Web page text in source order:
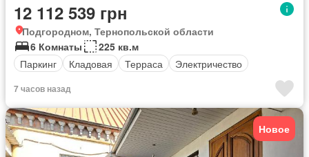
12 112 539 грн
Подгородном, Тернопольской области
6 Комнаты
225 кв.м
Паркинг
Кладовая Терраса Электричество
7 часов назад
Новое